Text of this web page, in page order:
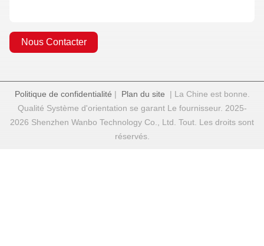
Nous Contacter
Politique de confidentialité | Plan du site | La Chine est bonne.
Qualité Système d'orientation se garant Le fournisseur. 2025-
2026 Shenzhen Wanbo Technology Co., Ltd. Tout. Les droits sont
réservés.